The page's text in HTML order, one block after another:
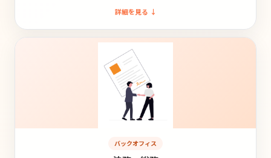
詳細を見る ↓
バックオフィス